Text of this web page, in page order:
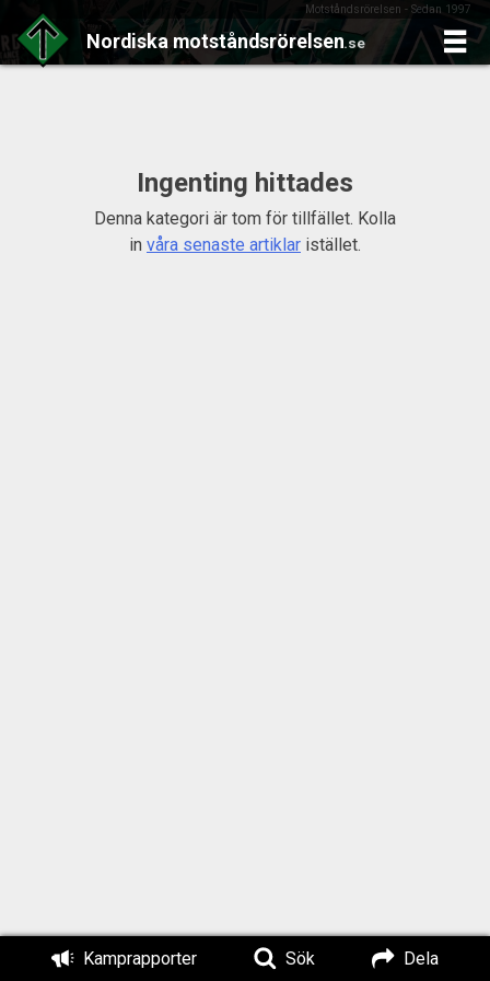
Motståndsrörelsen - Sedan 1997
Nordiska motståndsrörelsen.se
Kamprapporter Sök Dela
Ingenting hittades
Denna kategori är tom för tillfället. Kolla
in våra senaste artiklar istället.